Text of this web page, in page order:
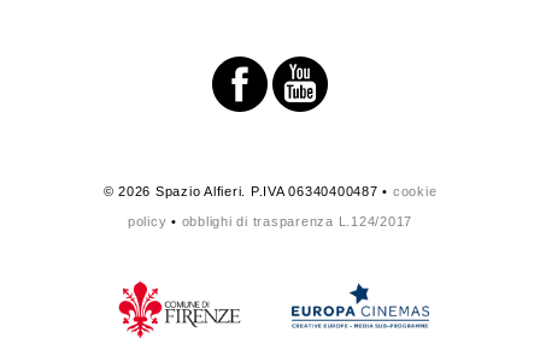
© 2026 Spazio Alfieri. P.IVA 06340400487 • cookie
policy • obblighi di trasparenza L.124/2017